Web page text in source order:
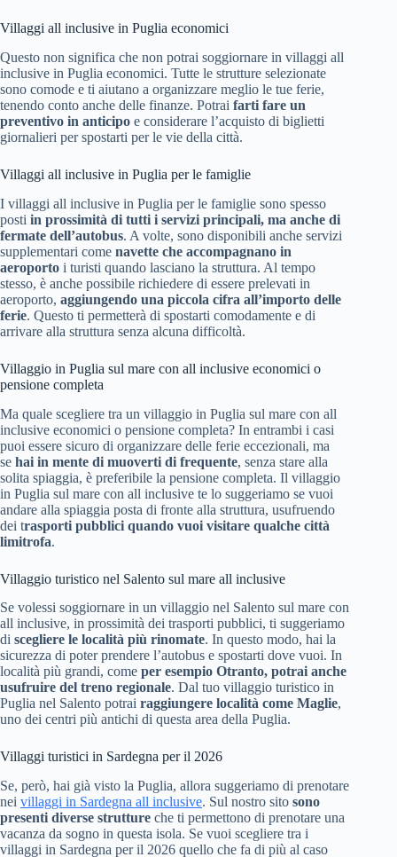
Villaggi all inclusive in Puglia economici
Questo non significa che non potrai soggiornare in villaggi all
inclusive in Puglia economici. Tutte le strutture selezionate
sono comode e ti aiutano a organizzare meglio le tue ferie,
tenendo conto anche delle finanze. Potrai farti fare un
preventivo in anticipo e considerare l’acquisto di biglietti
giornalieri per spostarti per le vie della città.
Villaggi all inclusive in Puglia per le famiglie
I villaggi all inclusive in Puglia per le famiglie sono spesso
posti in prossimità di tutti i servizi principali, ma anche di
fermate dell’autobus. A volte, sono disponibili anche servizi
supplementari come navette che accompagnano in
aeroporto i turisti quando lasciano la struttura. Al tempo
stesso, è anche possibile richiedere di essere prelevati in
aeroporto, aggiungendo una piccola cifra all’importo delle
ferie. Questo ti permetterà di spostarti comodamente e di
arrivare alla struttura senza alcuna difficoltà.
Villaggio in Puglia sul mare con all inclusive economici o
pensione completa
Ma quale scegliere tra un villaggio in Puglia sul mare con all
inclusive economici o pensione completa? In entrambi i casi
puoi essere sicuro di organizzare delle ferie eccezionali, ma
se hai in mente di muoverti di frequente, senza stare alla
solita spiaggia, è preferibile la pensione completa. Il villaggio
in Puglia sul mare con all inclusive te lo suggeriamo se vuoi
andare alla spiaggia posta di fronte alla struttura, usufruendo
dei trasporti pubblici quando vuoi visitare qualche città
limitrofa.
Villaggio turistico nel Salento sul mare all inclusive
Se volessi soggiornare in un villaggio nel Salento sul mare con
all inclusive, in prossimità dei trasporti pubblici, ti suggeriamo
di scegliere le località più rinomate. In questo modo, hai la
sicurezza di poter prendere l’autobus e spostarti dove vuoi. In
località più grandi, come per esempio Otranto, potrai anche
usufruire del treno regionale. Dal tuo villaggio turistico in
Puglia nel Salento potrai raggiungere località come Maglie,
uno dei centri più antichi di questa area della Puglia.
Villaggi turistici in Sardegna per il 2026
Se, però, hai già visto la Puglia, allora suggeriamo di prenotare
nei villaggi in Sardegna all inclusive. Sul nostro sito sono
presenti diverse strutture che ti permettono di prenotare una
vacanza da sogno in questa isola. Se vuoi scegliere tra i
villaggi in Sardegna per il 2026 quello che fa di più al caso